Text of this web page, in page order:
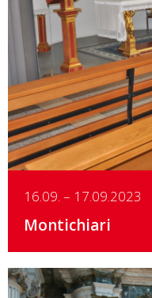
16.09. – 17.09.2023
Montichiari